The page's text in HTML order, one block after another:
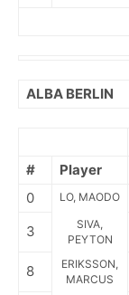
ALBA BERLIN
#
Player
0
LO, MAODO
3
SIVA,
PEYTON
8
ERIKSSON,
MARCUS